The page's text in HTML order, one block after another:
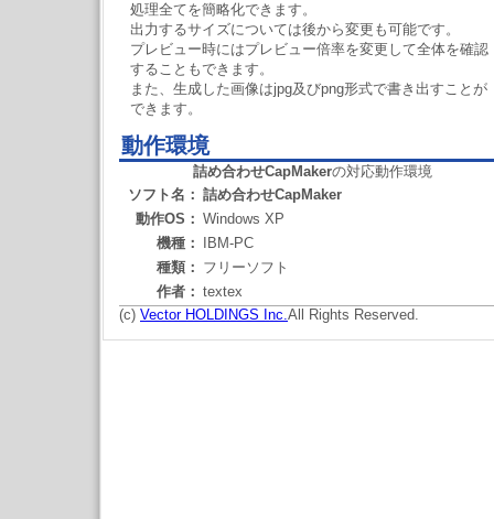
処理全てを簡略化できます。
出力するサイズについては後から変更も可能です。
プレビュー時にはプレビュー倍率を変更して全体を確認
することもできます。
また、生成した画像はjpg及びpng形式で書き出すことが
できます。
動作環境
詰め合わせCapMakerの対応動作環境
ソフト名： 詰め合わせCapMaker
動作OS： Windows XP
機種：
IBM-PC
種類： フリーソフト
作者： textex
(c) Vector HOLDINGS Inc.All Rights Reserved.